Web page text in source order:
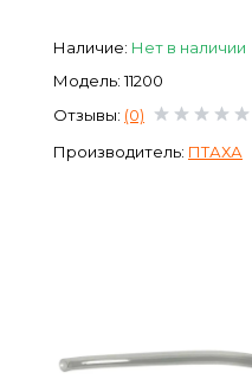
Пчеловодство
Наличие: Нет в наличии
Модель: 11200
Отзывы: (0)
Производитель: ПТАХА